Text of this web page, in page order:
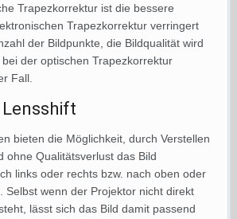
Trapezkorrektur ist die bessere
Trapezkorrektur verringert
der Bildpunkte, die Bildqualität wird
der optischen Trapezkorrektur
Fall.
Lensshift
bieten die Möglichkeit, durch Verstellen
ohne Qualitätsverlust das Bild
links oder rechts bzw. nach oben oder
Selbst wenn der Projektor nicht direkt
lässt sich das Bild damit passend